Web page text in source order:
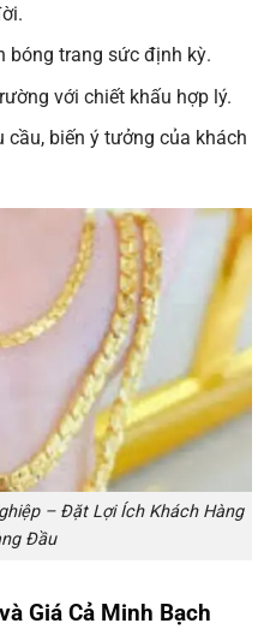
bóng trang sức định kỳ.
với chiết khấu hợp lý.
cầu, biến ý tưởng của khách
– Đặt Lợi Ích Khách Hàng
Đầu
Giá Cả Minh Bạch